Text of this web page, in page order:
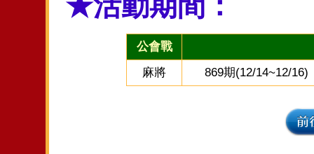
公會戰
麻將
869期(12/14~12/16)